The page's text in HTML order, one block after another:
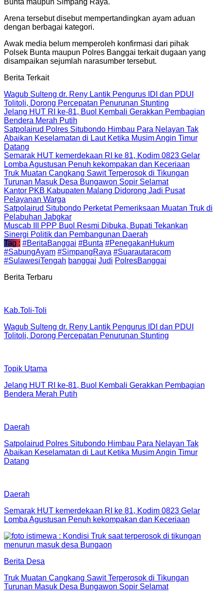
Arena tersebut disebut mempertandingkan ayam aduan
dengan berbagai kategori.
Awak media belum memperoleh konfirmasi dari pihak
Polsek Bunta maupun Polres Banggai terkait dugaan yang
disampaikan sejumlah narasumber tersebut.
Berita Terkait
Wagub Sulteng dr. Reny Lantik Pengurus IDI dan PDUI
Tolitoli, Dorong Percepatan Penurunan Stunting
Jelang HUT RI ke-81, Buol Kembali Gerakkan Pembagian
Bendera Merah Putih
Satpolairud Polres Situbondo Himbau Para Nelayan Tak
Abaikan Keselamatan di Laut Ketika Musim Angin Timur
Datang
Semarak HUT kemerdekaan RI ke 81, Kodim 0823 Gelar
Lomba Agustusan Penuh kekompakan dan Keceriaan
Truk Muatan Cangkang Sawit Terperosok di Tikungan
Turunan Masuk Desa Bungawon Sopir Selamat
Kantor PKB Kabupaten Malang Didorong Jadi Pusat
Pelayanan Warga
Satpolairud Situbondo Perketat Pemeriksaan Muatan Truk di
Pelabuhan Jabgkar
Muscab III PPP Buol Resmi Dibuka, Bupati Tekankan
Sinergi Politik dan Pembangunan Daerah
Tag : #BeritaBanggai #Bunta #PenegakanHukum
#SabungAyam #SimpangRaya #Suarautaracom
#SulawesiTengah banggai Judi PolresBanggai
Berita Terbaru
Kab.Toli-Toli
Wagub Sulteng dr. Reny Lantik Pengurus IDI dan PDUI
Tolitoli, Dorong Percepatan Penurunan Stunting
Topik Utama
Jelang HUT RI ke-81, Buol Kembali Gerakkan Pembagian
Bendera Merah Putih
Daerah
Satpolairud Polres Situbondo Himbau Para Nelayan Tak
Abaikan Keselamatan di Laut Ketika Musim Angin Timur
Datang
Daerah
Semarak HUT kemerdekaan RI ke 81, Kodim 0823 Gelar
Lomba Agustusan Penuh kekompakan dan Keceriaan
Berita Desa
Truk Muatan Cangkang Sawit Terperosok di Tikungan
Turunan Masuk Desa Bungawon Sopir Selamat